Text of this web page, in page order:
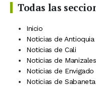
Todas las
Inicio
Noticias de Antioquia
Noticias de Cali
Noticias de Manizales
Noticias de Envigado
Noticias de Sabaneta